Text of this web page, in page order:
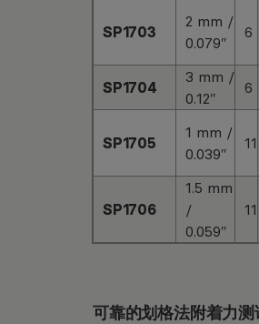
SP1703
2 mm /
0.079″
6
SP1704
3 mm /
0.12″
6
SP1705
1 mm /
0.039″
11
SP1706
1.5 mm
/
0.059″
11
可靠的划格法附着力测